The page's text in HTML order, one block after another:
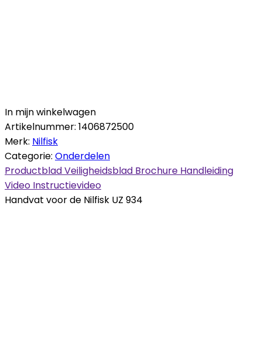
In mijn winkelwagen
Artikelnummer: 1406872500
Merk: Nilfisk
Categorie: Onderdelen
ProductbladVeiligheidsblad Brochure Handleiding
Video Instructievideo
Handvat voor de Nilfisk UZ 934